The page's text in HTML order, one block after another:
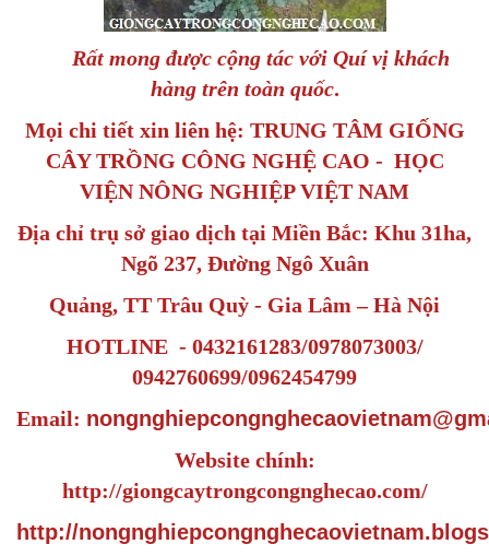
Rất mong được cộng tác với Quí vị khách
hàng trên toàn quốc.
Mọi chi tiết xin liên hệ: TRUNG TÂM GIỐNG
CÂY TRỒNG CÔNG NGHỆ CAO - HỌC
VIỆN NÔNG NGHIỆP VIỆT NAM
Địa chỉ trụ sở giao dịch tại Miền Bắc: Khu 31ha,
Ngõ 237, Đường Ngô Xuân
Quảng, TT Trâu Quỳ - Gia Lâm – Hà Nội
HOTLINE - 0432161283/0978073003/
0942760699/0962454799
Email:
Website chính:
http://giongcaytrongcongnghecao.com/
http://